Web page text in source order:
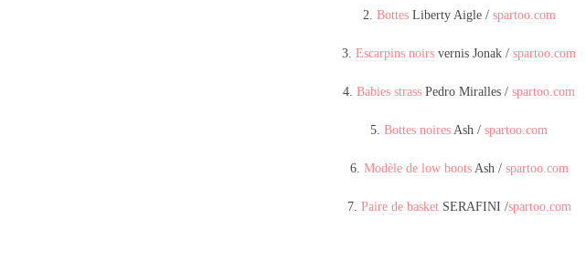
2. BottesLiberty Aigle / spartoo.com
3. Escarpins noirs vernis Jonak / spartoo.com
4. Babies strass Pedro Miralles / spartoo.com
5. Bottes noires Ash / spartoo.com
6. Modèle de low bootsAsh / spartoo.com
7. Paire de basketSERAFINI /spartoo.com